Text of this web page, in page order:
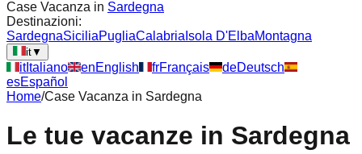
Case Vacanza in Sardegna
Destinazioni:
SardegnaSiciliaPugliaCalabria Isola D'ElbaMontagna
it▼
itItaliano enEnglish frFrançais deDeutsch
esEspañol
Home/Case Vacanza in Sardegna
Le tue vacanze in Sardegna